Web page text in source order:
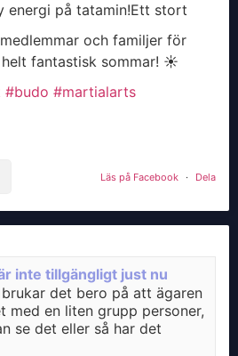
energi på tatamin!​Ett stort
och familjer för
helt fantastisk sommar! ☀️
#budo #martialarts
Läs på Facebook · Dela
inte tillgängligt just nu
det bero på att ägaren
med en liten grupp personer,
se det eller så har det